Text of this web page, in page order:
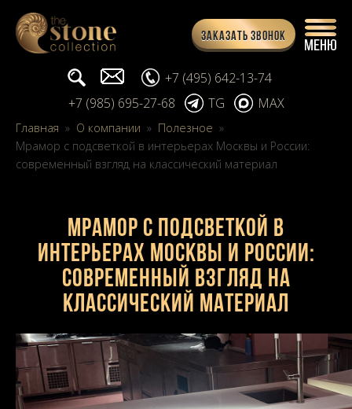
Заказать звонок
Поиск... info@stone-collection.ru
+7 (495) 642-13-74
+7 (985) 695-27-68
TG MAX
Главная » О компании » Полезное »
Мрамор с подсветкой в интерьерах Москвы и России:
современный взгляд на классический материал
Мрамор с подсветкой в
интерьерах Москвы и России:
современный взгляд на
классический материал